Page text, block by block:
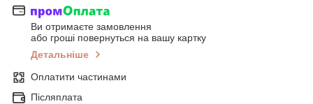
Ви отримаєте замовлення
або гроші повернуться на вашу картку
Детальніше
Оплатити частинами
Післяплата